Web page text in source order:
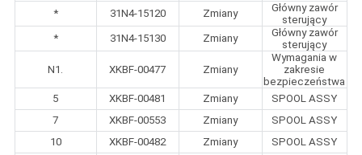
*
31N4-15120 Zmiany
Główny zawór
sterujący
*
31N4-15130 Zmiany
Główny zawór
sterujący
N1. XKBF-00477 Zmiany
Wymagania w
zakresie
bezpieczeństwa
5
XKBF-00481 Zmiany
SPOOL ASSY
7
XKBF-00553 Zmiany
SPOOL ASSY
10
XKBF-00482 Zmiany
SPOOL ASSY